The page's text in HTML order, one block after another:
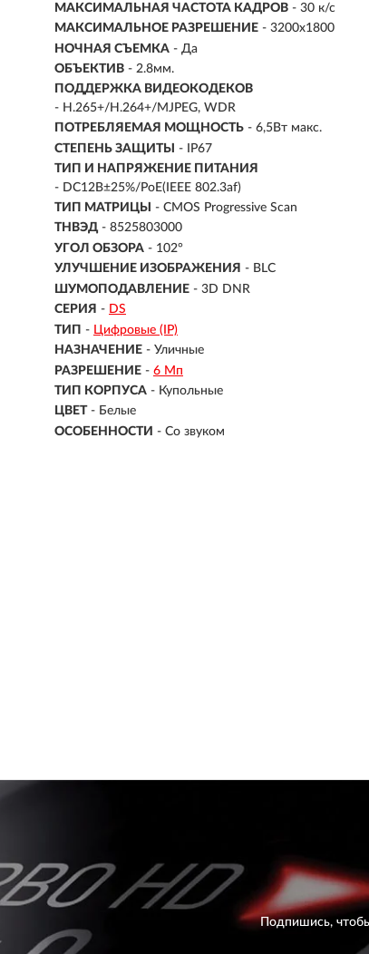
МАКСИМАЛЬНАЯ ЧАСТОТА КАДРОВ - 30 к/с
МАКСИМАЛЬНОЕ РАЗРЕШЕНИЕ - 3200х1800
НОЧНАЯ СЪЕМКА - Да
ОБЪЕКТИВ - 2.8мм.
ПОДДЕРЖКА ВИДЕОКОДЕКОВ
- H.265+/H.264+/MJPEG, WDR
ПОТРЕБЛЯЕМАЯ МОЩНОСТЬ - 6,5Вт макс.
СТЕПЕНЬ ЗАЩИТЫ
- IP67
ТИП И НАПРЯЖЕНИЕ ПИТАНИЯ
- DC12В±25%/PoE(IEEE 802.3af)
ТИП МАТРИЦЫ
- CMOS Progressive Scan
ТНВЭД - 8525803000
УГОЛ ОБЗОРА - 102°
УЛУЧШЕНИЕ ИЗОБРАЖЕНИЯ - BLC
ШУМОПОДАВЛЕНИЕ - 3D DNR
СЕРИЯ - DS
ТИП - Цифровые (IP)
НАЗНАЧЕНИЕ - Уличные
РАЗРЕШЕНИЕ - 6 Мп
ТИП КОРПУСА - Купольные
ЦВЕТ - Белые
ОСОБЕННОСТИ - Со звуком
Подпишись,